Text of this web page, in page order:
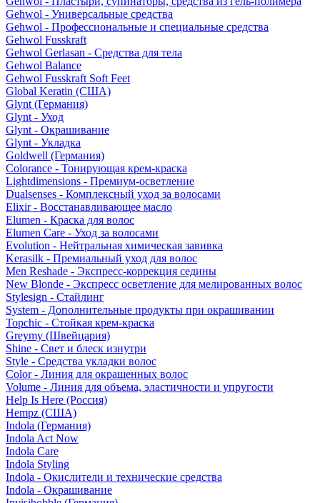
Gehwol - Универсальные средства
Gehwol - Профессиональные и специальные средства
Gehwol Fusskraft
Gehwol Gerlasan - Средства для тела
Gehwol Balance
Gehwol Fusskraft Soft Feet
Global Keratin (США)
Glynt (Германия)
Glynt - Уход
Glynt - Окрашивание
Glynt - Укладка
Goldwell (Германия)
Colorance - Тонирующая крем-краска
Lightdimensions - Премиум-осветление
Dualsenses - Комплексный уход за волосами
Elixir - Восстанавливающее масло
Elumen - Краска для волос
Elumen Care - Уход за волосами
Evolution - Нейтральная химическая завивка
Kerasilk - Премиальный уход для волос
Men Reshade - Экспресс-коррекция седины
New Blonde - Экспресс осветление для мелированных волос
Stylesign - Стайлинг
System - Дополнительные продукты при окрашивании
Topchic - Стойкая крем-краска
Greymy (Швейцария)
Shine - Свет и блеск изнутри
Style - Средства укладки волос
Color - Линия для окрашенных волос
Volume - Линия для объема, эластичности и упругости
Help Is Here (Россия)
Hempz (США)
Indola (Германия)
Indola Act Now
Indola Care
Indola Styling
Indola - Окислители и технические средства
Indola - Окрашивание